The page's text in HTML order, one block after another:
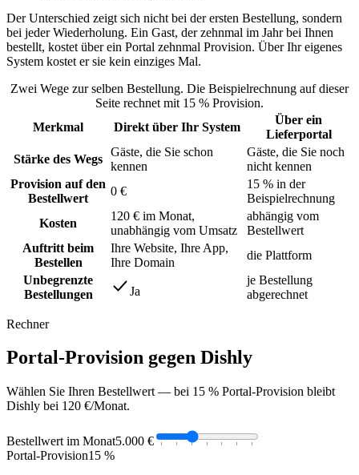
Der Unterschied zeigt sich nicht bei der ersten Bestellung, sondern
bei jeder Wiederholung. Ein Gast, der zehnmal im Jahr bei Ihnen
bestellt, kostet über ein Portal zehnmal Provision. Über Ihr eigenes
System kostet er sie kein einziges Mal.
Zwei Wege zur selben Bestellung. Die Beispielrechnung auf dieser
Seite rechnet mit 15 % Provision.
Merkmal
Direkt über Ihr System
Über ein
Lieferportal
Stärke des Wegs
Gäste, die Sie schon
kennen
Gäste, die Sie noch
nicht kennen
Provision auf den
Bestellwert
0 €
15 % in der
Beispielrechnung
Kosten
120 € im Monat,
unabhängig vom Umsatz
abhängig vom
Bestellwert
Auftritt beim
Bestellen
Ihre Website, Ihre App,
Ihre Domain
die Plattform
Unbegrenzte
Bestellungen
Ja
je Bestellung
abgerechnet
Rechner
Portal-Provision gegen Dishly
Wählen Sie Ihren Bestellwert — bei 15 % Portal-Provision bleibt
Dishly bei 120 €/Monat.
Bestellwert im Monat5.000 €
Portal-Provision15 %